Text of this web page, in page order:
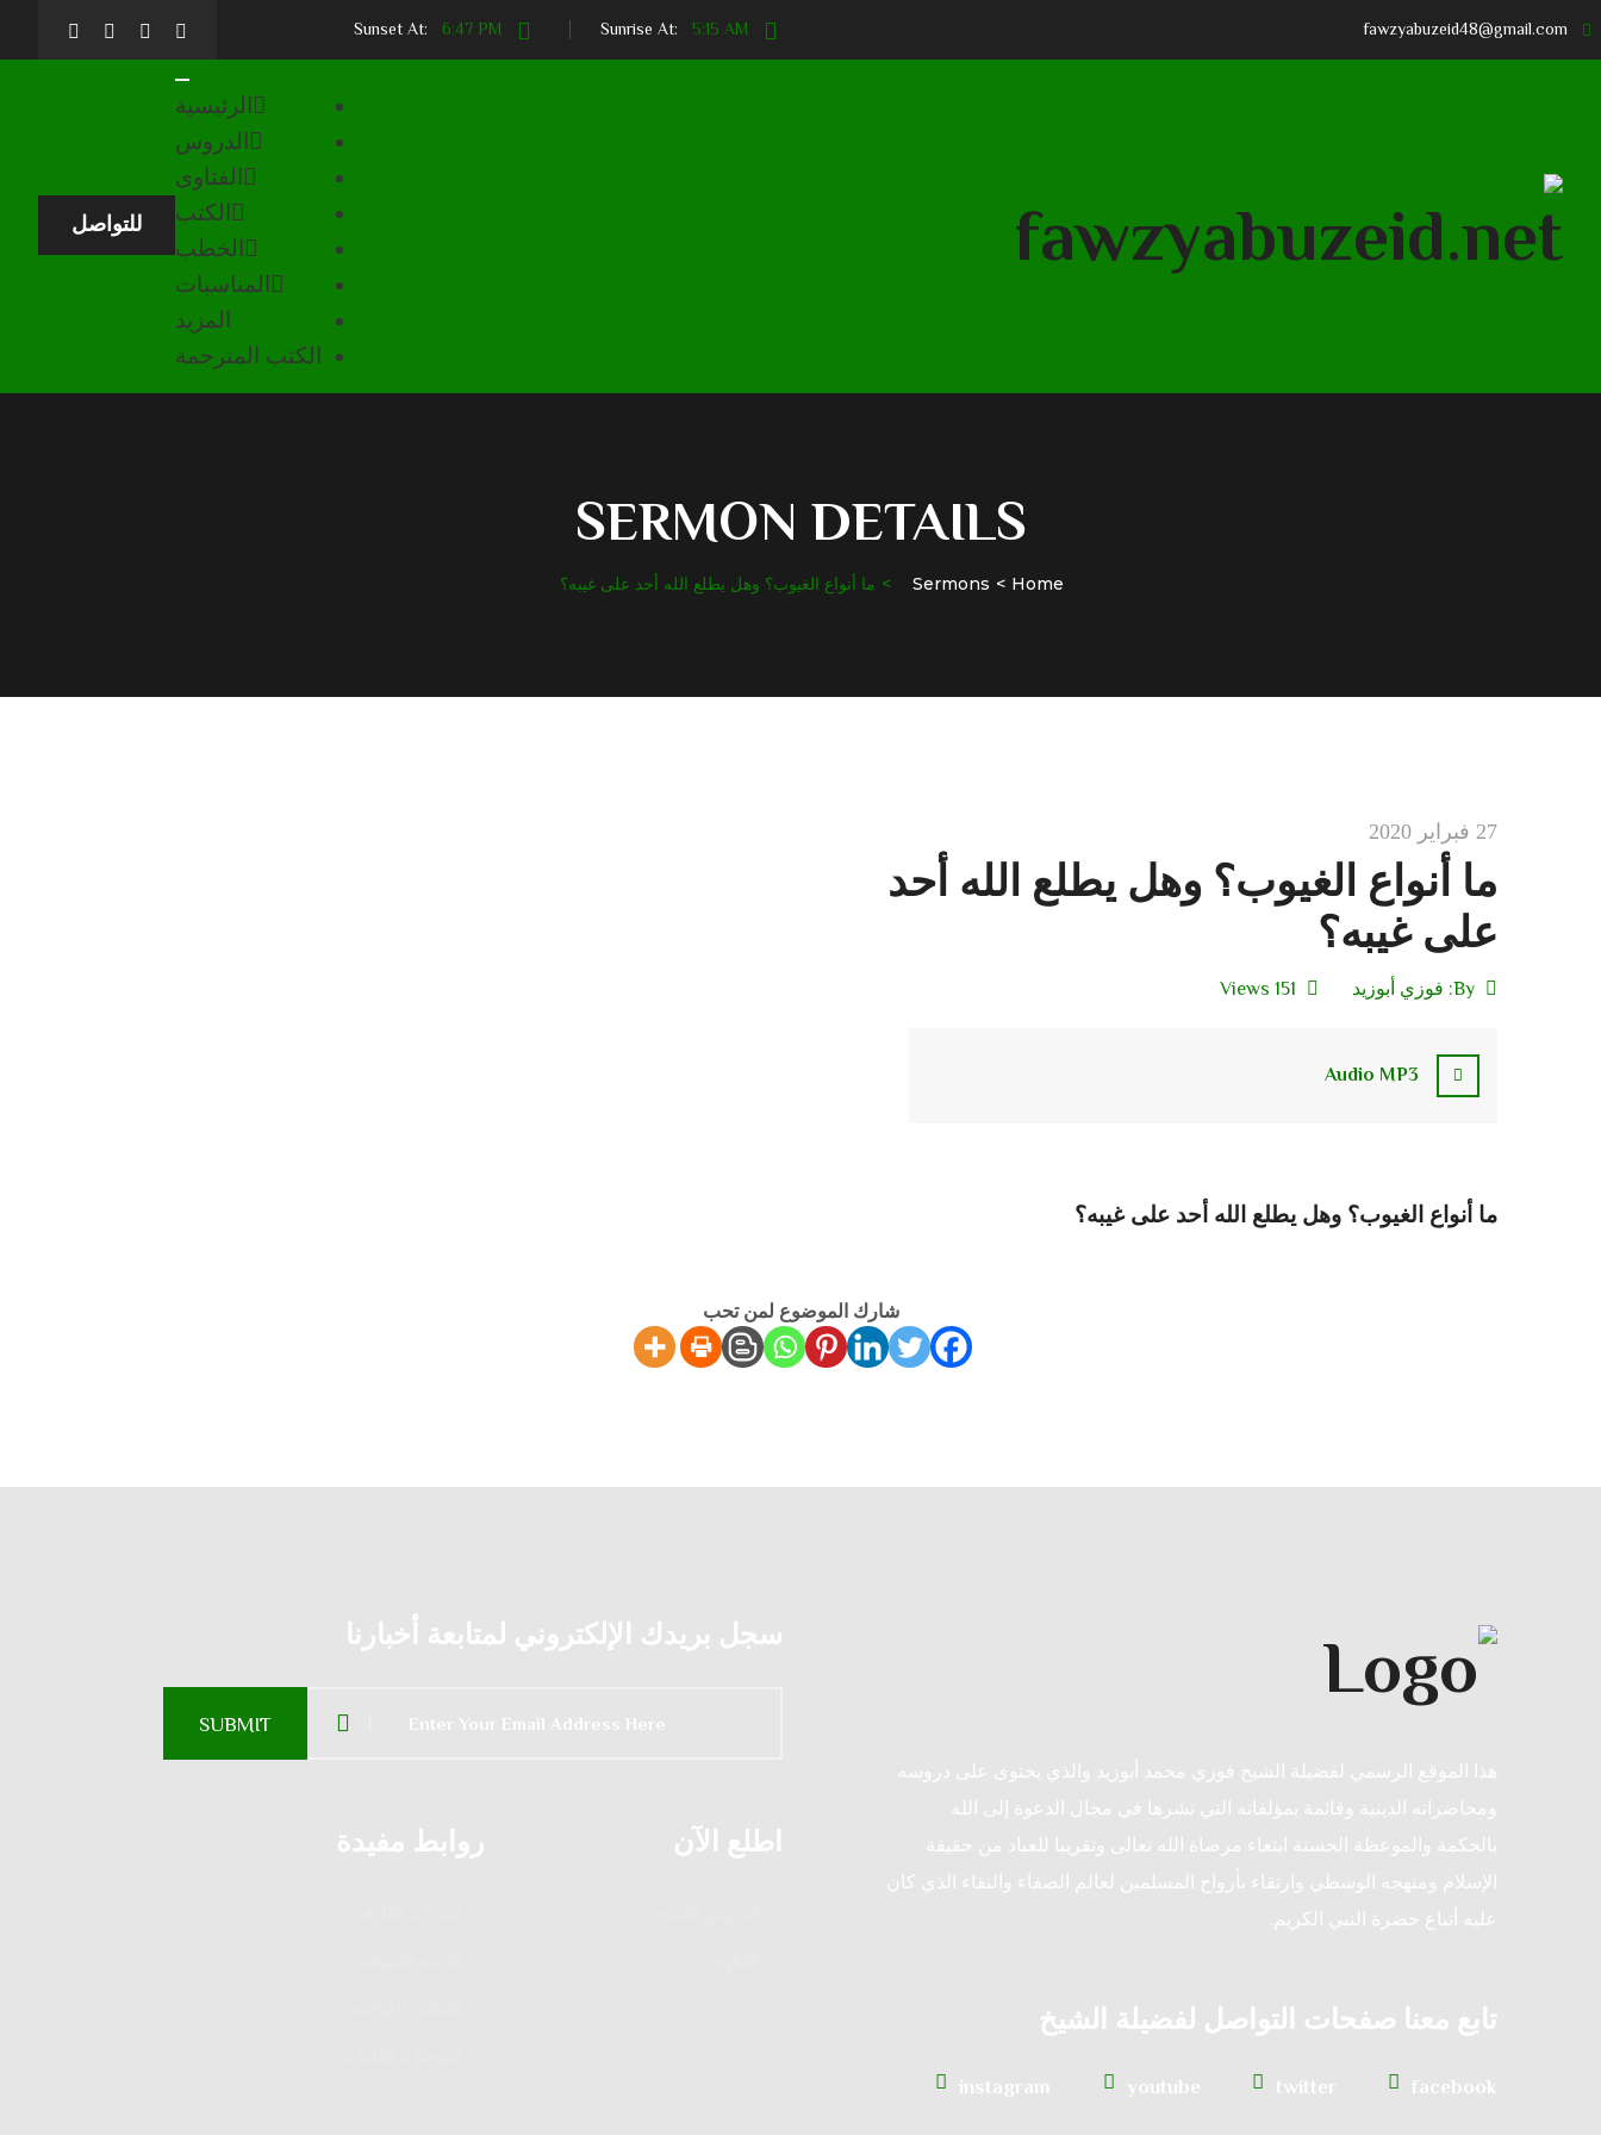
fawzyabuzeid48@gmail.com
5:15 AM
6:47 PM
الرئيسية
الدروس
الفتاوى
الكتب
الخطب
المناسبات
المزيد
الكتب المترجمة
للتواصل
SERMON DETAILS
Home
Sermons ما أنواع الغيوب؟ وهل يطلع الله أحد على غيبه؟
27 فبراير 2020
ما أنواع الغيوب؟ وهل يطلع الله أحد
على غيبه؟
By: فوزي أبوزيد 151 Views
Audio MP3
ما أنواع الغيوب؟ وهل يطلع الله أحد على غيبه؟
شارك الموضوع لمن تحب
هذا الموقع الرسمي لفضيلة الشيخ فوزي محمد أبوزيد والذي يحتوى على دروسه
ومحاضراته الدينية وقائمة بمؤلفاته التي نشرها في مجال الدعوة إلى الله
بالحكمة والموعظة الحسنة ابتغاء مرضاة الله تعالى وتقريبا للعباد من حقيقة
الإسلام ومنهجه الوسطي وارتقاء بأرواح المسلمين لعالم الصفاء والنقاء الذي كان
عليه أتباع حضرة النبي الكريم.
تابع معنا صفحات التواصل لفضيلة الشيخ
facebook
twitter
youtube
instagram
سجل بريدك الإلكتروني لمتابعة أخبارنا
اطلع الآن روابط مفيدة